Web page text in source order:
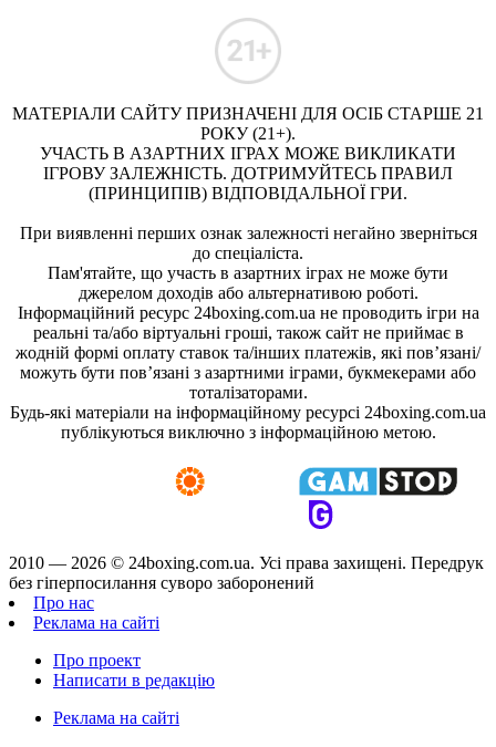
МАТЕРІАЛИ САЙТУ ПРИЗНАЧЕНІ ДЛЯ ОСІБ СТАРШЕ 21
РОКУ (21+).
УЧАСТЬ В АЗАРТНИХ ІГРАХ МОЖЕ ВИКЛИКАТИ
ІГРОВУ ЗАЛЕЖНІСТЬ. ДОТРИМУЙТЕСЬ ПРАВИЛ
(ПРИНЦИПІВ) ВІДПОВІДАЛЬНОЇ ГРИ.
При виявленні перших ознак залежності негайно зверніться
до спеціаліста.
Пам'ятайте, що участь в азартних іграх не може бути
джерелом доходів або альтернативою роботі.
Інформаційний ресурс 24boxing.com.ua не проводить ігри на
реальні та/або віртуальні гроші, також сайт не приймає в
жодній формі оплату ставок та/інших платежів, які пов’язані/
можуть бути пов’язані з азартними іграми, букмекерами або
тоталізаторами.
Будь-які матеріали на інформаційному ресурсі 24boxing.com.ua
публікуються виключно з інформаційною метою.
2010 — 2026 © 24boxing.com.ua. Усi права захищенi. Передрук
без гіперпосилання суворо заборонений
Про нас
Реклама на сайті
Про проект
Написати в редакцію
Реклама на сайті